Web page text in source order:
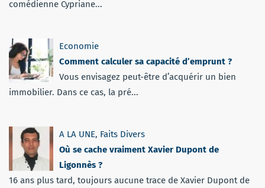
comédienne Cypriane...
Economie
Comment calculer sa capacité d’emprunt ?
Vous envisagez peut-être d’acquérir un bien
immobilier. Dans ce cas, la pré...
A LA UNE, Faits Divers
Où se cache vraiment Xavier Dupont de
Ligonnès ?
16 ans plus tard, toujours aucune trace de Xavier Dupont de